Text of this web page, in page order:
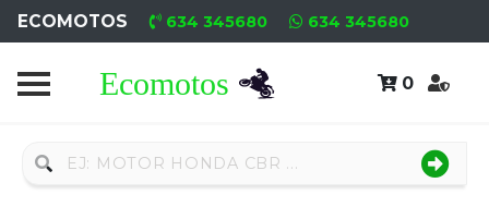
ECOMOTOS 634 345680 634 345680
0
Home
Nuevo